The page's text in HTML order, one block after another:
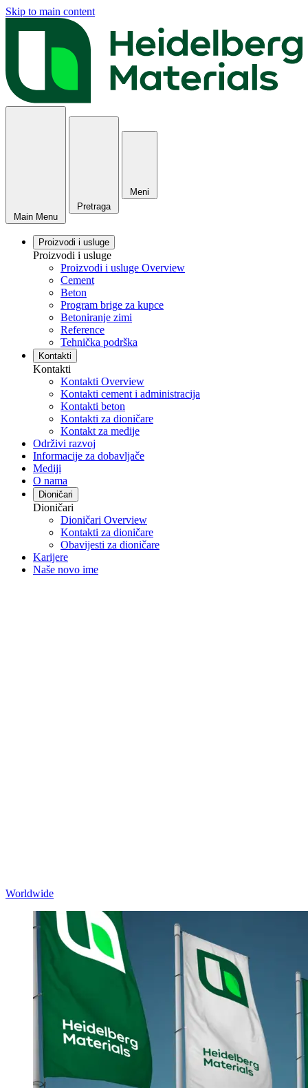
Skip to main content
Main Menu
Pretraga
Meni
Proizvodi i usluge
Proizvodi i usluge
Proizvodi i usluge Overview
Cement
Beton
Program brige za kupce
Betoniranje zimi
Reference
Tehnička podrška
Kontakti
Kontakti
Kontakti Overview
Kontakti cement i administracija
Kontakti beton
Kontakti za dioničare
Kontakt za medije
Održivi razvoj
Informacije za dobavljače
Mediji
O nama
Dioničari
Dioničari
Dioničari Overview
Kontakti za dioničare
Obavijesti za dioničare
Karijere
Naše novo ime
Worldwide